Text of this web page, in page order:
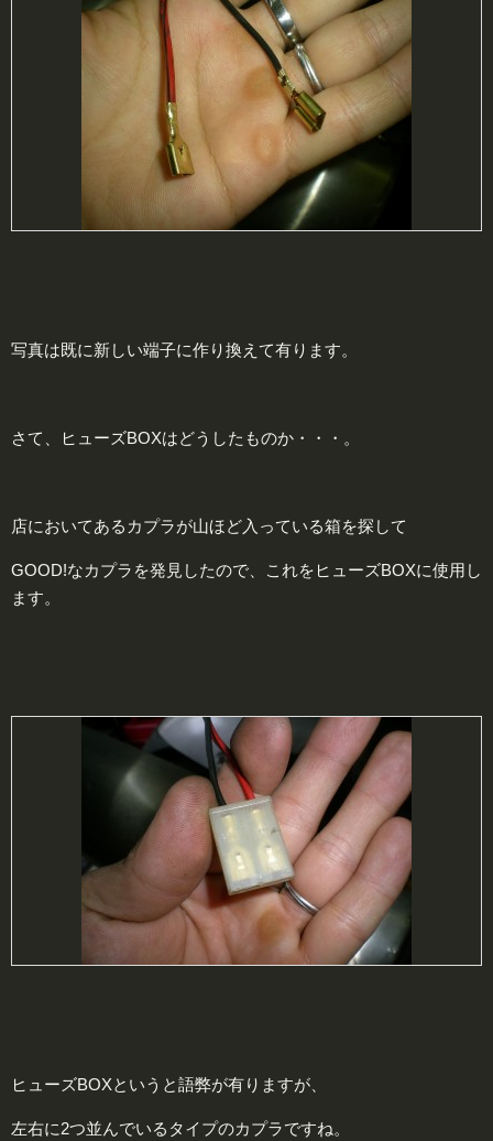
写真は既に新しい端子に作り換えて有ります。
さて、ヒューズBOXはどうしたものか・・・。
店においてあるカプラが山ほど入っている箱を探して
GOOD!なカプラを発見したので、これをヒューズBOXに使用し
ます。
ヒューズBOXというと語弊が有りますが、
左右に2つ並んでいるタイプのカプラですね。